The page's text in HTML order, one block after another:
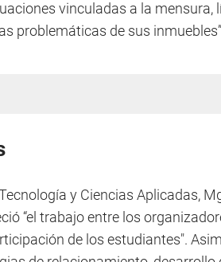
vinculadas a la mensura,
problemáticas de sus
y Ciencias Aplicadas,
“el trabajo entre los
de los estudiantes".